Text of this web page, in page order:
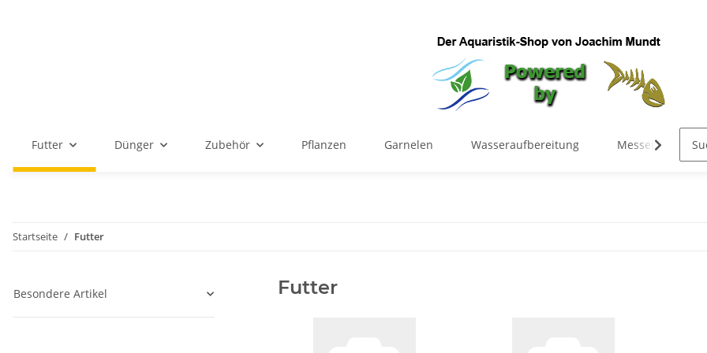
Futter Dünger Zubehör Pflanzen Garnelen Wasseraufbereitung Messen &
Startseite Futter
Futter
Besondere Artikel